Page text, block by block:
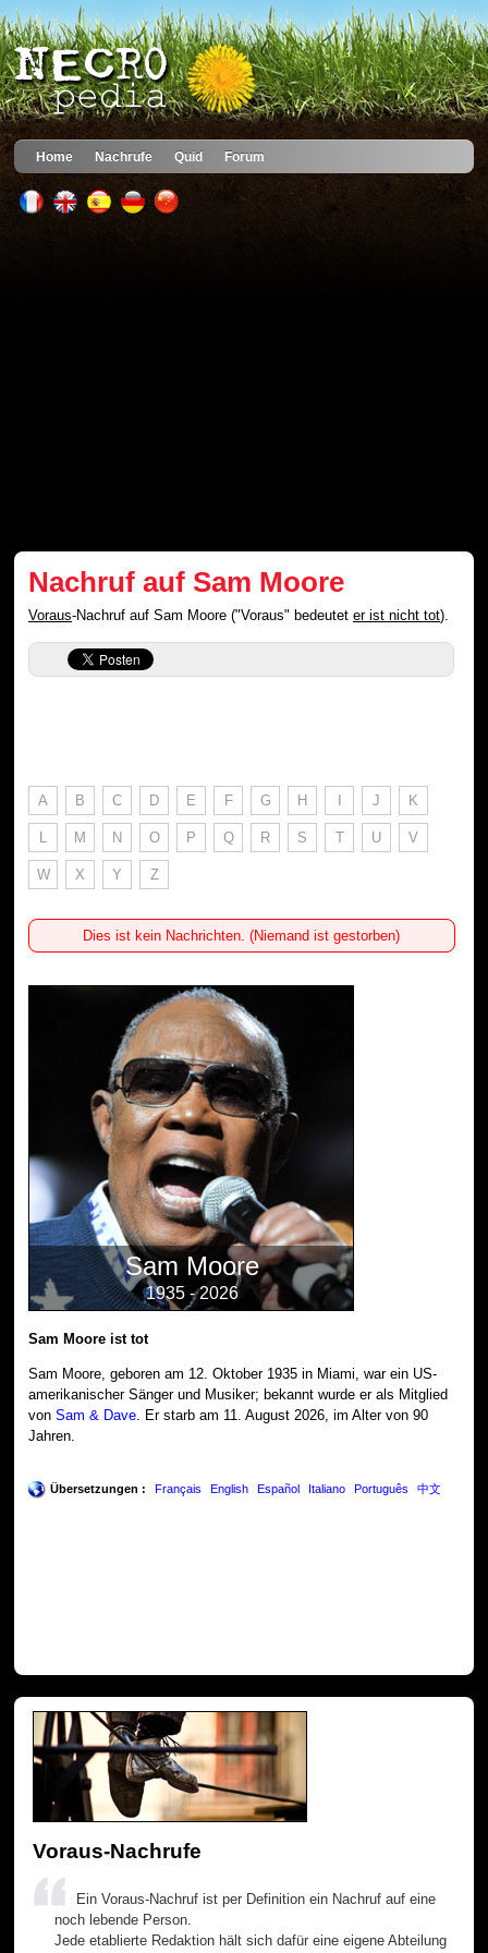
Home Nachrufe Quid Forum
Nachruf auf Sam Moore
Voraus-Nachruf auf Sam Moore ("Voraus" bedeuteter ist nicht tot).
A B C D E F G H I J K
L M N O P Q R S T U V
W X Y Z
Dies ist kein Nachrichten. (Niemand ist gestorben)
Sam Moore
1935 - 2026
Sam Moore ist tot
Sam Moore, geboren am 12. Oktober 1935 in Miami, war ein US-
amerikanischer Sänger und Musiker; bekannt wurde er als Mitglied
vonSam & Dave . Er starb am 11. August 2026, im Alter von 90
Jahren.
Übersetzungen : Français English Español Italiano Português 中文
Voraus-Nachrufe
Ein Voraus-Nachruf ist per Definition ein Nachruf auf eine
noch lebende Person.
Jede etablierte Redaktion hält sich dafür eine eigene Abteilung